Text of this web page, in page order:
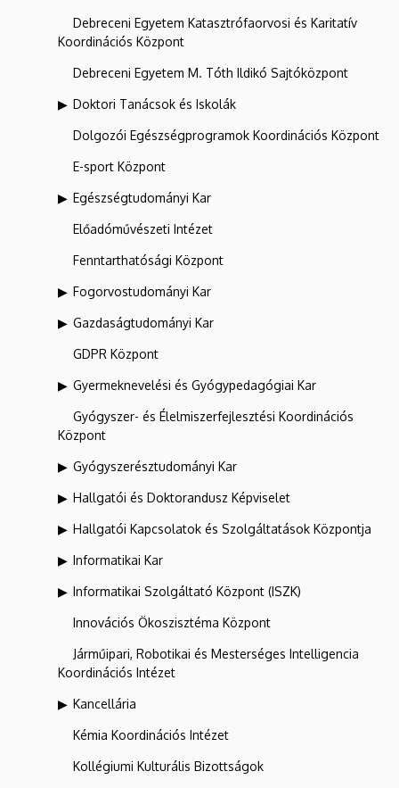
Debreceni Egyetem Katasztrófaorvosi és Karitatív
Koordinációs Központ
Debreceni Egyetem M. Tóth Ildikó Sajtóközpont
Doktori Tanácsok és Iskolák
Dolgozói Egészségprogramok Koordinációs Központ
E-sport Központ
Egészségtudományi Kar
Előadóművészeti Intézet
Fenntarthatósági Központ
Fogorvostudományi Kar
Gazdaságtudományi Kar
GDPR Központ
Gyermeknevelési és Gyógypedagógiai Kar
Gyógyszer- és Élelmiszerfejlesztési Koordinációs
Központ
Gyógyszerésztudományi Kar
Hallgatói és Doktorandusz Képviselet
Hallgatói Kapcsolatok és Szolgáltatások Központja
Informatikai Kar
Informatikai Szolgáltató Központ (ISZK)
Innovációs Ökoszisztéma Központ
Járműipari, Robotikai és Mesterséges Intelligencia
Koordinációs Intézet
Kancellária
Kémia Koordinációs Intézet
Kollégiumi Kulturális Bizottságok